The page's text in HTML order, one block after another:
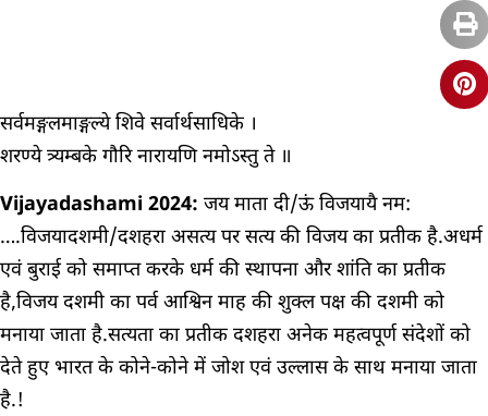
सर्वमङ्गलमाङ्गल्ये शिवे सर्वार्थसाधिके ।
शरण्ये त्र्यम्बके गौरि नारायणि नमोऽस्तु ते ॥
Vijayadashami 2024: जय माता दी/ऊं विजयायै नम:
….विजयादशमी/दशहरा असत्य पर सत्य की विजय का प्रतीक है.अधर्म
एवं बुराई को समाप्त करके धर्म की स्थापना और शांति का प्रतीक
है,विजय दशमी का पर्व आश्विन माह की शुक्ल पक्ष की दशमी को
मनाया जाता है.सत्यता का प्रतीक दशहरा अनेक महत्वपूर्ण संदेशों को
देते हुए भारत के कोने-कोने में जोश एवं उल्लास के साथ मनाया जाता
है.!